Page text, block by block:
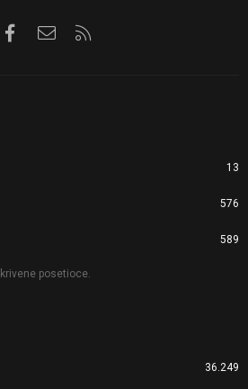
FacebookKontaktirajte nas
13
576
589
posetioce.
36.249